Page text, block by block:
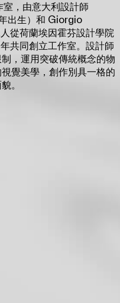
，由意大利設計師
出生）和 Giorgio
從荷蘭埃因霍芬設計學院
共同創立工作室。設計師
，運用突破傳統概念的物
覺美學，創作別具一格的
。